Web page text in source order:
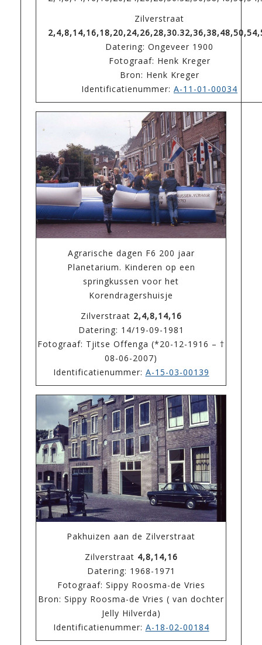
Zilverstraat
Datering: Ongeveer 1900
Fotograaf: Henk Kreger
Bron: Henk Kreger
Identificatienummer: A-11-01-00034
Agrarische dagen F6 200 jaar
Planetarium. Kinderen op een
springkussen voor het
Korendragershuisje
Zilverstraat 2,4,8,14,16
Datering: 14/19-09-1981
Fotograaf: Tjitse Offenga (*20-12-1916 – †
08-06-2007)
Identificatienummer: A-15-03-00139
Pakhuizen aan de Zilverstraat
Zilverstraat 4,8,14,16
Datering: 1968-1971
Fotograaf: Sippy Roosma-de Vries
Bron: Sippy Roosma-de Vries ( van dochter
Jelly Hilverda)
Identificatienummer: A-18-02-00184